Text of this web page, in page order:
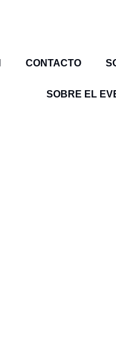
CONTACTO
SOBRE EL